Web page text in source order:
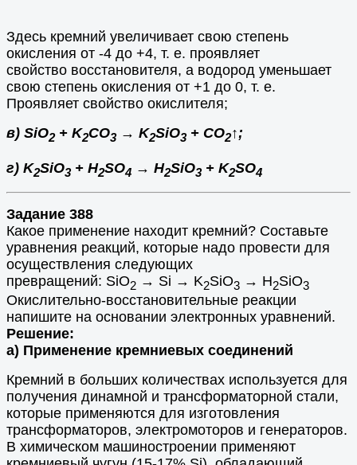
Здесь кремний увеличивает свою степень
окисления от -4 до +4, т. е. проявляет
свойство восстановителя, а водород уменьшает
свою степень окисления от +1 до 0, т. е.
Проявляет свойство окислителя;
в) SiO2+ K2CO3→ K2SiO3+ CO2↑;
г) K2SiO3+ H2SO4 → Н2SiO3+ K2SO4
Задание 388
Какое применение находит кремний? Составьте
уравнения реакций, которые надо провести для
осуществления следующих
превращений: SiO2 → Si → K2SiO3 → Н2SiO3
Окислительно-восстановительные реакции
напишите на основании электронных уравнений.
Решение:
а) Применение кремниевых соединений
Кремний в больших количествах используется для
получения динамной и трансформаторной стали,
которые применяются для изготовления
трансформаторов, электромоторов и генераторов.
В химическом машиностроении применяют